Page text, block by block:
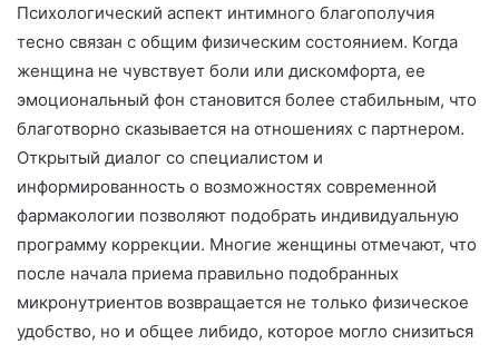
Психологический аспект интимного благополучия
тесно связан с общим физическим состоянием. Когда
женщина не чувствует боли или дискомфорта, ее
эмоциональный фон становится более стабильным, что
благотворно сказывается на отношениях с партнером.
Открытый диалог со специалистом и
информированность о возможностях современной
фармакологии позволяют подобрать индивидуальную
программу коррекции. Многие женщины отмечают, что
после начала приема правильно подобранных
микронутриентов возвращается не только физическое
удобство, но и общее либидо, которое могло снизиться